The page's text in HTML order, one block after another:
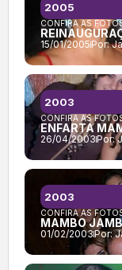
CONFIRA AS
15/01/2005 Por:
2005
CONFIRA AS
ENFARTA
26/04/2003Por:
2003
CONFIRA AS
MAMBO
01/02/2003Por:
2003